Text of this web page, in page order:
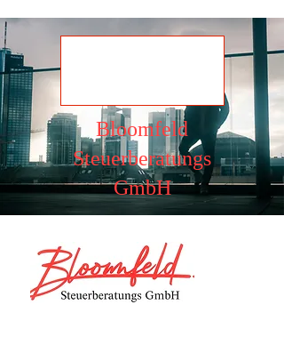
Bloomfeld
Steuerberatungs
GmbH